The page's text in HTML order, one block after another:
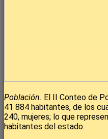
Población. El II Conteo de
41 884 habitantes, de los
240, mujeres; lo que
habitantes del estado.